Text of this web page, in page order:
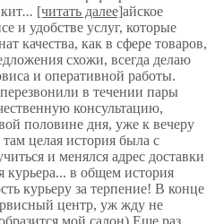
... [читать далее]айское
и удобстве услуг, которые
качества, как в сфере товаров,
схожи, всегда делаю
и оперативной работы.
в течении пары
консультацию,
половине дня, уже к вечеру
целая история была с
и менялся адрес доставки
курьера... в общем история
курьеру за терпение! В конце
центр, уж жду не
мой салон) Еще раз